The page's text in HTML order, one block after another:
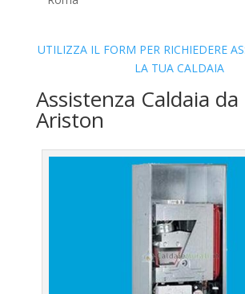
UTILIZZA IL FORM PER RICHIEDERE
LA TUA CALDAIA
Assistenza Caldaia
Ariston